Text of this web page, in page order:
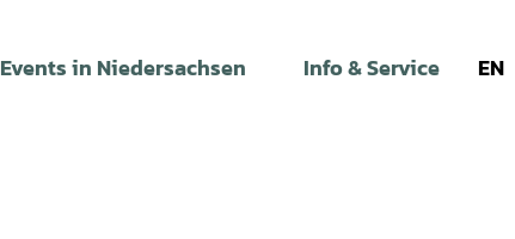
Events in Niedersachsen Info & Service EN